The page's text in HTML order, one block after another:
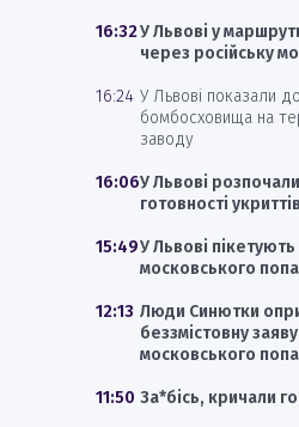
16:32У Львові у
через російську
16:24 У Львові показали
бомбосховища на
заводу
16:06У Львові
готовності укриттів
15:49У Львові
московського попа
12:13 Люди Синютки
беззмістовну
московського попа
11:50 За*бісь, кричали